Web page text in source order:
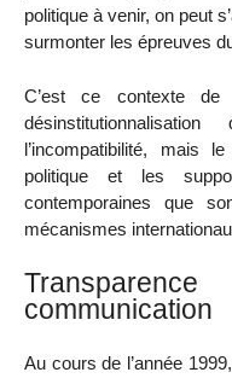
politique à venir, on peut
surmonter les épreuves
C’est ce contexte
l’incompatibilité, mais
politique et les
contemporaines que
mécanismes
communication
Au cours de l’année